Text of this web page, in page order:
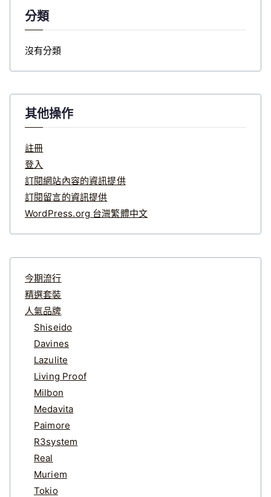
分類
沒有分類
其他操作
註冊
登入
訂閱網站內容的資訊提供
訂閱留言的資訊提供
WordPress.org 台灣繁體中文
今期流行
精選套裝
人氣品牌
Shiseido
Davines
Lazulite
Living Proof
Milbon
Medavita
Paimore
R3system
Real
Muriem
Tokio